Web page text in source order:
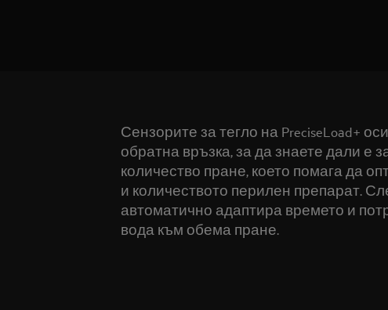
Сензорите за тегло на PreciseLoad+
обратна връзка, за да знаете дали е
количество пране, което помага да
и количеството перилен препарат.
автоматично адаптира времето и
вода към обема пране.